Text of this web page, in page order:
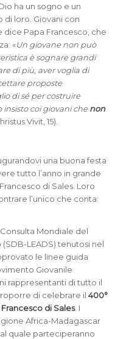
ha un sogno e un
loro. Giovani con
dice Papa Francesco, che
«Un giovane non può
è sognare grandi
di più, aver voglia di
proposte
di sé per costruire
insisto coi giovani chenon
Vivit, 15).
una buona festa
tutto l’anno in grande
di Sales. Loro
l’unico che conta:
Mondiale del
LEADS) tenutosi nel
le linee guida
Giovanile
rappresentanti di tutto il
di celebrare il 400°
di Sales. I
Africa-Madagascar
quale parteciperanno